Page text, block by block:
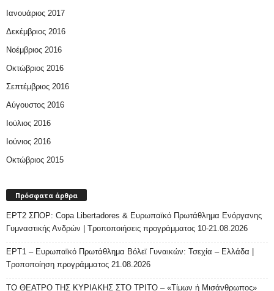
Ιανουάριος 2017
Δεκέμβριος 2016
Νοέμβριος 2016
Οκτώβριος 2016
Σεπτέμβριος 2016
Αύγουστος 2016
Ιούλιος 2016
Ιούνιος 2016
Οκτώβριος 2015
Πρόσφατα άρθρα
ΕΡΤ2 ΣΠΟΡ: Copa Libertadores & Ευρωπαϊκό Πρωτάθλημα Ενόργανης
Γυμναστικής Ανδρών | Τροποποιήσεις προγράμματος 10-21.08.2026
ΕΡΤ1 – Ευρωπαϊκό Πρωτάθλημα Βόλεϊ Γυναικών: Τσεχία – Ελλάδα |
Τροποποίηση προγράμματος 21.08.2026
ΤΟ ΘΕΑΤΡΟ ΤΗΣ ΚΥΡΙΑΚΗΣ ΣΤΟ ΤΡΙΤΟ – «Τίμων ή Μισάνθρωπος»